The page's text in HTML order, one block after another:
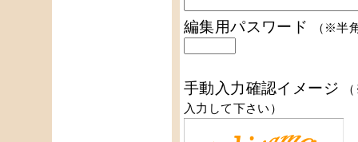
編集用パスワード （※半
手動入力確認イメージ
入力して下さい）